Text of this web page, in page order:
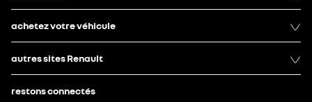
achetez votre véhicule
autres sites Renault
restons connectés